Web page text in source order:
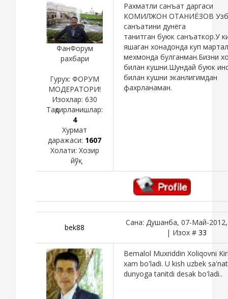
ФанФорум
рахбари
Гурух: ФОРУМ
МОДЕРАТОРИ!
Изохлар: 630
Тақдирланишлар:
4
Хурмат
даражаси: 1607
Холати: Хозир
йўқ
Рахматли санъат даргаси
КОМИЛЖОН ОТАНИЁЗОВ
санъатини дунёга
танитган буюк санъаткор.У
яшаган хонадонда куп
мехмонда булганман.Бизни
билан кушни.Шундай буюк
билан кушни эканлигимдан
фахрланаман.
bek88
Сана: Душанба, 07-Май-
| Изох # 33
Bemalol Muxriddin Xoliqovni
xam bo'ladi. U kish uzbek
dunyoga tanitdi desak bo'ladi..